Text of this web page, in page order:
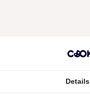
Details